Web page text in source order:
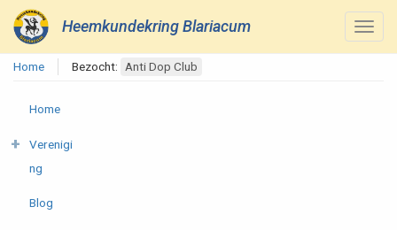
Heemkundekring Blariacum
Home Bezocht: Anti Dop Club
Home
Verenigi
ng
Blog